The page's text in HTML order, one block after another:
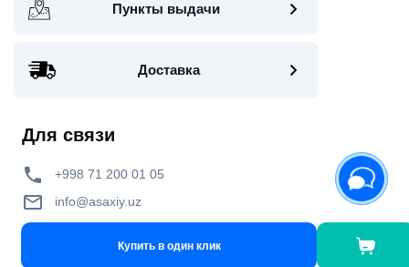
Купить в один клик
Пункты выдачи
Доставка
Для связи
+998 71 200 01 05
info@asaxiy.uz
улица Гавхар 124, Ташкент